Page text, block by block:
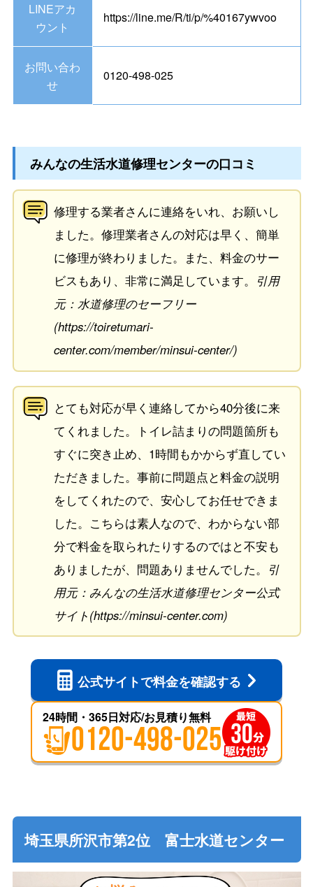
LINEアカ
ウント
https://line.me/R/ti/p/%40167ywvoo
お問い合わ
せ
0120-498-025
みんなの生活水道修理センターの口コミ
修理する業者さんに連絡をいれ、お願いし
ました。修理業者さんの対応は早く、簡単
に修理が終わりました。また、料金のサー
ビスもあり、非常に満足しています。 引用
元：水道修理のセーフリー
(https://toiretumari-
center.com/member/minsui-center/)
とても対応が早く連絡してから40分後に来
てくれました。トイレ詰まりの問題箇所も
すぐに突き止め、1時間もかからず直してい
ただきました。事前に問題点と料金の説明
をしてくれたので、安心してお任せできま
した。こちらは素人なので、わからない部
分で料金を取られたりするのではと不安も
ありましたが、問題ありませんでした。
引
用元：みんなの生活水道修理センター公式
サイト(https://minsui-center.com)
公式サイトで料金を確認する
24時間・365日対応/お見積り無料
0120-498-025
埼玉県所沢市第2位 富士水道センター